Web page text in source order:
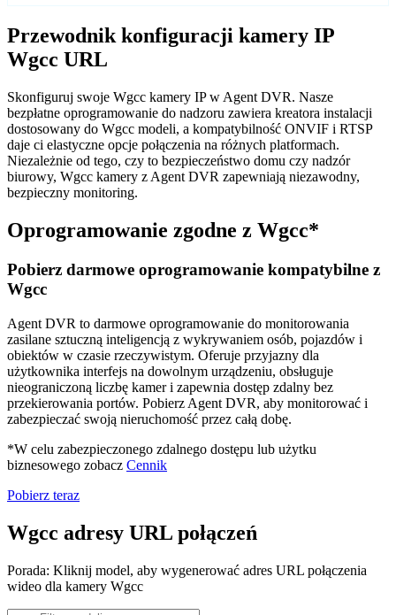
Przewodnik konfiguracji kamery IP
Wgcc URL
Skonfiguruj swoje Wgcc kamery IP w Agent DVR. Nasze
bezpłatne oprogramowanie do nadzoru zawiera kreatora instalacji
dostosowany do Wgcc modeli, a kompatybilność ONVIF i RTSP
daje ci elastyczne opcje połączenia na różnych platformach.
Niezależnie od tego, czy to bezpieczeństwo domu czy nadzór
biurowy, Wgcc kamery z Agent DVR zapewniają niezawodny,
bezpieczny monitoring.
Oprogramowanie zgodne z Wgcc*
Pobierz darmowe oprogramowanie kompatybilne z
Wgcc
Agent DVR to darmowe oprogramowanie do monitorowania
zasilane sztuczną inteligencją z wykrywaniem osób, pojazdów i
obiektów w czasie rzeczywistym. Oferuje przyjazny dla
użytkownika interfejs na dowolnym urządzeniu, obsługuje
nieograniczoną liczbę kamer i zapewnia dostęp zdalny bez
przekierowania portów. Pobierz Agent DVR, aby monitorować i
zabezpieczać swoją nieruchomość przez całą dobę.
*W celu zabezpieczonego zdalnego dostępu lub użytku
biznesowego zobacz Cennik
Pobierz teraz
Wgcc adresy URL połączeń
Porada: Kliknij model, aby wygenerować adres URL połączenia
wideo dla kamery Wgcc